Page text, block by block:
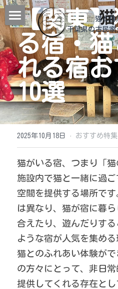
猫と自
千葉県の古民家
猫治
和心村について
和心村物語
よくあるご質問
公式サイトが最もお
動物
施設紹介
猫食堂
ヤギと烏骨鶏の家
ツリーテラス
触れ合い広場
ワカとキリンの家
管理人室
食事
過ごす
美活女子会
BLOG
すべてのカテゴリ
冬の過ごし方
テレビ取材
和心村の日常
観光案内
観光モデルコース
外国人観光客
En
検索
【関東
る宿・
れる宿
10選
2025年10月18日 · おすすめ特集
猫がいる宿、つまり「
施設内で猫と一緒に過
空間を提供する場所で
は異なり、猫が宿に暮
合えたり、遊んだりす
ような宿が人気を集め
猫とのふれあい体験が
の方々にとって、非日
提供してくれる存在と